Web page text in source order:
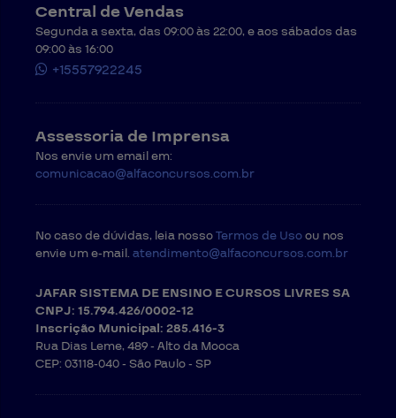
Central de Vendas
Segunda a sexta, das 09:00 às 22:00, e aos sábados das
09:00 às 16:00
+15557922245
Assessoria de Imprensa
Nos envie um email em:
comunicacao@alfaconcursos.com.br
No caso de dúvidas, leia nossoTermos de Usoou nos
envie um e-mail. atendimento@alfaconcursos.com.br
JAFAR SISTEMA DE ENSINO E CURSOS LIVRES SA
CNPJ: 15.794.426/0002-12
Inscrição Municipal: 285.416-3
Rua Dias Leme, 489 - Alto da Mooca
CEP: 03118-040 - São Paulo - SP